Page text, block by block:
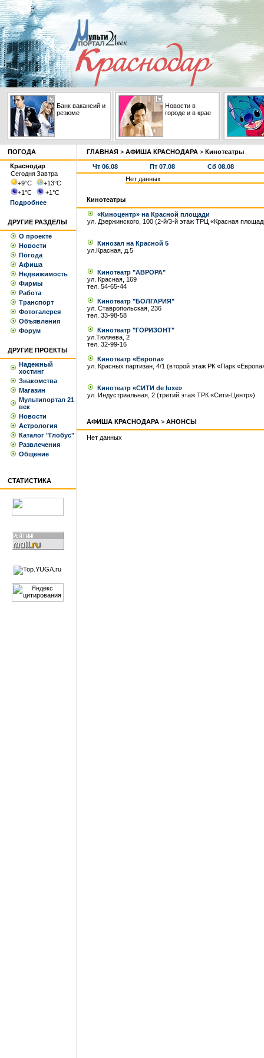
Банк вакансий и
резюме
Новости в
городе и в крае
ПОГОДА
Краснодар
СегодняЗавтра
+9°С +13°С
+1°С +1°С
Подробнее
ДРУГИЕ РАЗДЕЛЫ
О проекте
Новости
Погода
Афиша
Недвижимость
Фирмы
Работа
Транспорт
Фотогалерея
Объявления
Форум
ДРУГИЕ ПРОЕКТЫ
Надежный
хостинг
Знакомства
Магазин
Мультипортал 21
век
Новости
Астрология
Каталог "Глобус"
Развлечения
Общение
СТАТИСТИКА
ГЛАВНАЯ > АФИША КРАСНОДАРА > Кинотеатры
Чт 06.08 Пт 07.08
Сб 08.08
Нет данных
Кинотеатры
«Киноцентр» на Красной площади
ул. Дзержинского, 100 (2-й/3-й этаж ТРЦ «Красная
Кинозал на Красной 5
ул.Красная, д.5
Кинотеатр "АВРОРА"
ул. Красная, 169
тел. 54-65-44
Кинотеатр "БОЛГАРИЯ"
ул. Ставропольская, 236
тел. 33-98-58
Кинотеатр "ГОРИЗОНТ"
ул.Тюляева, 2
тел. 32-99-16
Кинотеатр «Европа»
ул. Красных партизан, 4/1 (второй этаж РК «Парк
Кинотеатр «СИТИ de luxe»
ул. Индустриальная, 2 (третий этаж ТРК «Сити-Центр»)
АФИША КРАСНОДАРА > АНОНСЫ
Нет данных